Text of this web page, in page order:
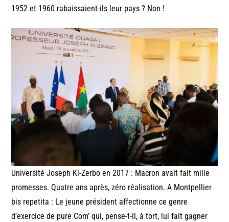
1952 et 1960 rabaissaient-ils leur pays ? Non !
Université Joseph Ki-Zerbo en 2017 : Macron avait fait mille
promesses. Quatre ans après, zéro réalisation. A Montpellier
bis repetita : Le jeune président affectionne ce genre
d’exercice de pure Com’ qui, pense-t-il, à tort, lui fait gagner